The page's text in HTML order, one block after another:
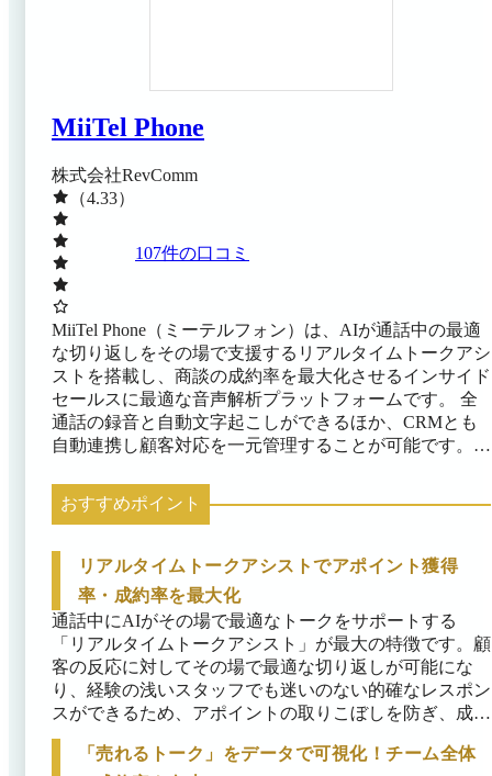
MiiTel Phone
株式会社RevComm
（4.33）
107件の口コミ
MiiTel Phone（ミーテルフォン）は、AIが通話中の最適
な切り返しをその場で支援するリアルタイムトークアシ
ストを搭載し、商談の成約率を最大化させるインサイド
セールスに最適な音声解析プラットフォームです。 全
通話の録音と自動文字起こしができるほか、CRMとも
自動連携し顧客対応を一元管理することが可能です。こ
し、チーム全体の成約率と教育効率の向上に貢献しま
す。
おすすめポイント
リアルタイムトークアシストでアポイント獲得
率・成約率を最大化
通話中にAIがその場で最適なトークをサポートする
「リアルタイムトークアシスト」が最大の特徴です。顧
客の反応に対してその場で最適な切り返しが可能にな
り、経験の浅いスタッフでも迷いのない的確なレスポン
スができるため、アポイントの取りこぼしを防ぎ、成約
率を大幅に引き上げます。
「売れるトーク」をデータで可視化！チーム全体